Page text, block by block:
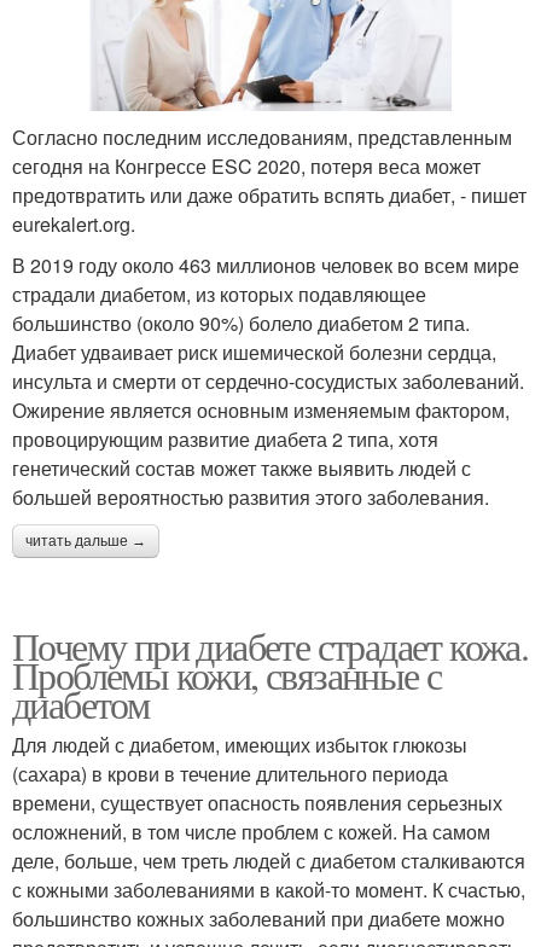
Согласно последним исследованиям, представленным
сегодня на Конгрессе ESC 2020, потеря веса может
предотвратить или даже обратить вспять диабет, - пишет
eurekalert.org.
В 2019 году около 463 миллионов человек во всем мире
страдали диабетом, из которых подавляющее
большинство (около 90%) болело диабетом 2 типа.
Диабет удваивает риск ишемической болезни сердца,
инсульта и смерти от сердечно-сосудистых заболеваний.
Ожирение является основным изменяемым фактором,
провоцирующим развитие диабета 2 типа, хотя
генетический состав может также выявить людей с
большей вероятностью развития этого заболевания.
читать дальше →
Почему при диабете страдает кожа.
Проблемы кожи, связанные с
диабетом
Для людей с диабетом, имеющих избыток глюкозы
(сахара) в крови в течение длительного периода
времени, существует опасность появления серьезных
осложнений, в том числе проблем с кожей. На самом
деле, больше, чем треть людей с диабетом сталкиваются
с кожными заболеваниями в какой-то момент. К счастью,
большинство кожных заболеваний при диабете можно